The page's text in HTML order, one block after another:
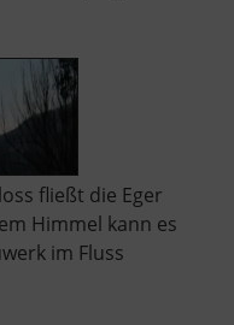
fließt die Eger
Himmel kann es
im Fluss